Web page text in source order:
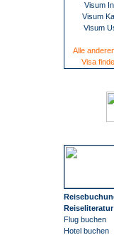
Visum
Visum
Visum
Alle
Visa
Reiseliteratur
Flug buchen
Hotel buchen